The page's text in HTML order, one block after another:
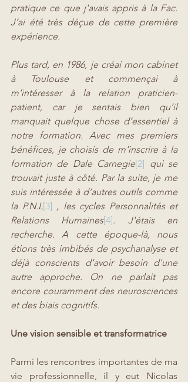
pratique ce que j'avais appris à la Fac.
J’ai été très déçue de cette première
expérience.
Plus tard, en 1986, je créai mon cabinet
à Toulouse et commençai à
m'intéresser à la relation praticien-
patient, car je sentais bien qu’il
manquait quelque chose d’essentiel à
notre formation. Avec mes premiers
bénéfices, je choisis de m'inscrire à la
formation de Dale Carnegie[2] qui se
trouvait juste à côté. Par la suite, je me
suis intéressée à d’autres outils comme
la P.N.L[3] , les cycles Personnalités et
Relations Humaines[4]. J'étais en
recherche. A cette époque-là, nous
étions très imbibés de psychanalyse et
déjà conscients d'avoir besoin d'une
autre approche. On ne parlait pas
encore couramment des neurosciences
et des biais cognitifs.
Une vision sensible et transformatrice
Parmi les rencontres importantes de ma
vie professionnelle, il y eut Nicolas